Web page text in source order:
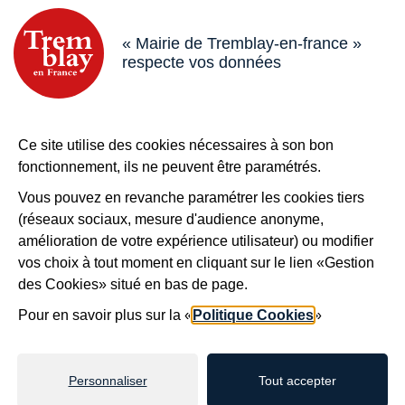
« Mairie de Tremblay-en-france »
respecte vos données
Ce site utilise des cookies nécessaires à son bon
fonctionnement, ils ne peuvent être paramétrés.
Vous pouvez en revanche paramétrer les cookies tiers
(réseaux sociaux, mesure d'audience anonyme,
amélioration de votre expérience utilisateur) ou modifier
vos choix à tout moment en cliquant sur le lien «Gestion
des Cookies» situé en bas de page.
Pour en savoir plus sur la « Politique Cookies»
Personnaliser Tout accepter
18 boulevard de l’Hôtel de Ville, 93290 Tremblay-en-France
Horaires
Du lundi au vendredi de 8h30 à 12h et de 13h à 17h
Le samedi de 8h30 à 12h
Bouton contacterNous contacter
Plus deTremblay !
S’inscrire à la newsletter
Nos autres sites
Accessibilité : non conforme
Politiques de confidentialité
Gestion des cookies